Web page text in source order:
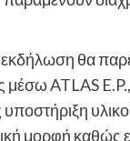
θα
μέσω ATLAS E.P.,
μορφή καθώς